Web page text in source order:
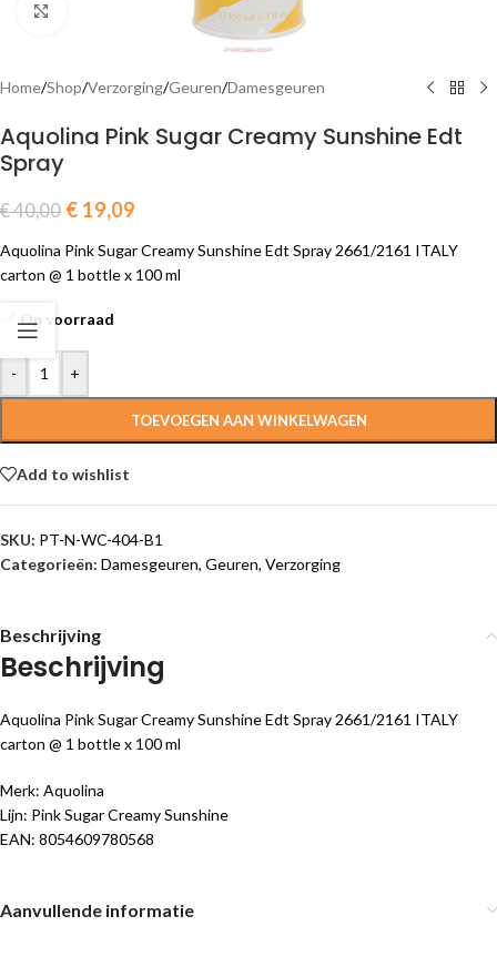
Home/Shop/Verzorging/Geuren/Damesgeuren
Aquolina Pink Sugar Creamy Sunshine Edt
Spray
€40,00 € 19,09
Aquolina Pink Sugar Creamy Sunshine Edt Spray 2661/2161 ITALY
carton @ 1 bottle x 100 ml
Op voorraad
- +
TOEVOEGEN AAN WINKELWAGEN
Add to wishlist
SKU: PT-N-WC-404-B1
Categorieën: Damesgeuren, Geuren, Verzorging
Beschrijving
Beschrijving
Aquolina Pink Sugar Creamy Sunshine Edt Spray 2661/2161 ITALY
carton @ 1 bottle x 100 ml
Merk: Aquolina
Lijn: Pink Sugar Creamy Sunshine
EAN: 8054609780568
Aanvullende informatie